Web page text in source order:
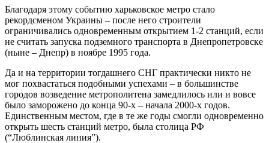
Благодаря этому событию харьковское метро стало
рекордсменом Украины – после него строители
ограничивались одновременным открытием 1-2 станций, если
не считать запуска подземного транспорта в Днепропетровске
(ныне – Днепр) в ноябре 1995 года.
Да и на территории тогдашнего СНГ практически никто не
мог похвастаться подобными успехами – в большинстве
городов возведение метрополитена замедлилось или и вовсе
было заморожено до конца 90-х – начала 2000-х годов.
Единственным местом, где в те же годы смогли одновременно
открыть шесть станций метро, была столица РФ
(“Люблинская линия”).